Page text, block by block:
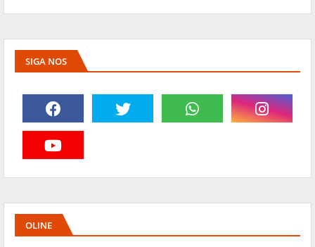
SIGA NOS
OLINE